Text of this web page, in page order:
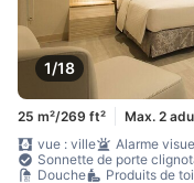
1/18
25 m²/269 ft² Max. 2
vue : ville
Alarme
Sonnette de porte
Douche
Produits de